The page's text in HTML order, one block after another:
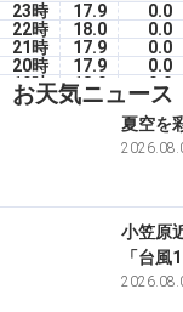
23時
17.9 0.0
22時
18.0 0.0
21時
17.9 0.0
20時
17.9 0.0
19時
18.0 0.0
18時
18.3 0.0
0.0
0.0
6.5
お天気ニュース
夏空を
小笠原
「台風